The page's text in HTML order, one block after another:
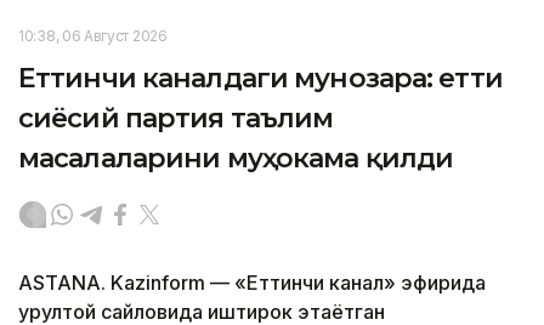
10:38, 06 Август 2026
Еттинчи каналдаги мунозара: етти
сиёсий партия таълим
масалаларини муҳокама қилди
ASTANA. Kazinform — «Еттинчи канал» эфирида
Қурултой сайловида иштирок этаётган